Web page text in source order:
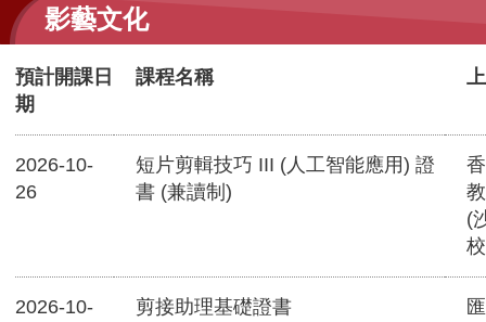
影藝文化
預計開課日
期
課程名稱
2026-10-
26
短片剪輯技巧 III (人工智能應用) 證
書 (兼讀制)
(
2026-10-
剪接助理基礎證書